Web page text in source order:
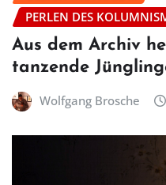
PERLEN DES
Aus dem Archiv
tanzende
Wolfgang Brosche